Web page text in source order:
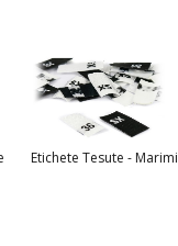
Etichete Tesute - Marimi